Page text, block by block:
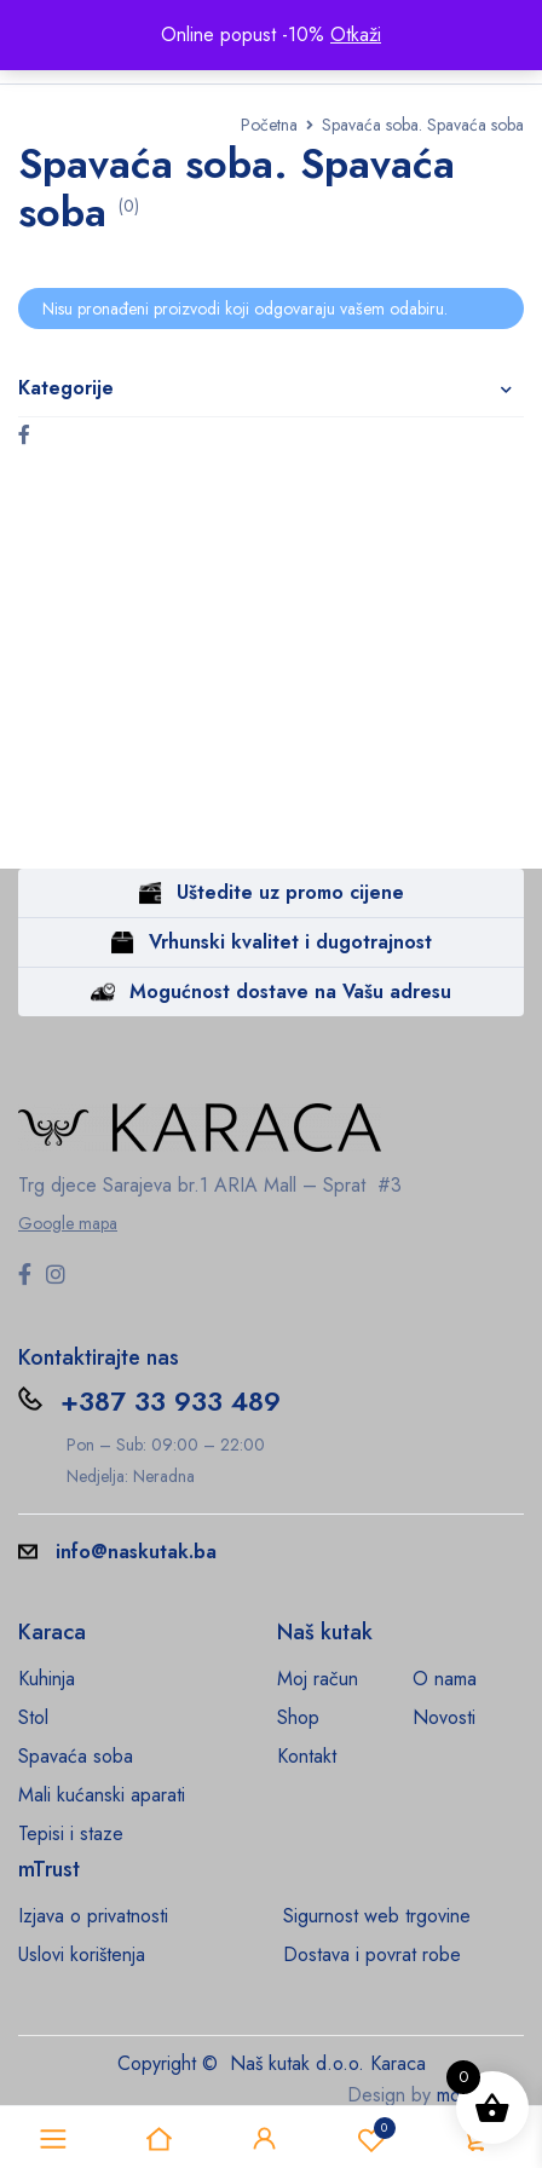
Online popust -10% Otkaži
0 0
Početna Spavaća soba. Spavaća soba
Spavaća soba. Spavaća
soba (0)
Kategorije
Nisu pronađeni proizvodi koji odgovaraju vašem odabiru.
Uštedite uz promo cijene
Vrhunski kvalitet i dugotrajnost
Mogućnost dostave na Vašu adresu
Trg djece Sarajeva br.1 ARIA Mall – Sprat #3
Google mapa
Kontaktirajte nas
+387 33 933 489
Pon – Sub: 09:00 – 22:00
Nedjelja: Neradna
info@naskutak.ba
Karaca
Kuhinja
Stol
Spavaća soba
Mali kućanski aparati
Tepisi i staze
Naš kutak
Moj račun
O nama
Shop
Novosti
Kontakt
mTrust
Izjava o privatnosti
Sigurnost web trgovine
Uslovi korištenja
Dostava i povrat robe
Copyright © Naš kutak d.o.o. Karaca
Design by monroe.ba
0